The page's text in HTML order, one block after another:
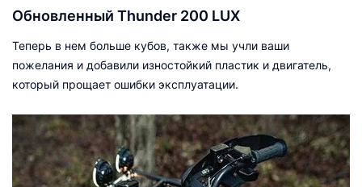
Обновленный Thunder 200 LUX
Теперь в нем больше кубов, также мы учли ваши
пожелания и добавили изностойкий пластик и двигатель,
который прощает ошибки эксплуатации.